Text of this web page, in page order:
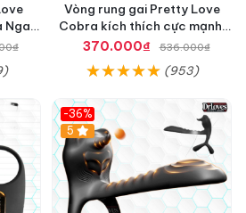
Ngay
Vòng rung gai Pretty Love
Cobra kích thích cực mạnh,
tăng hưng phấn
370.000₫ 536.000₫
(953)
-36%
Hot
5